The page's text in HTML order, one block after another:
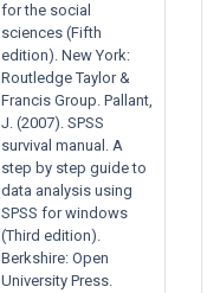
for the social
sciences (Fifth
edition). New York:
Routledge Taylor &
Francis Group. Pallant,
J. (2007). SPSS
survival manual. A
step by step guide to
data analysis using
SPSS for windows
(Third edition).
Berkshire: Open
University Press.